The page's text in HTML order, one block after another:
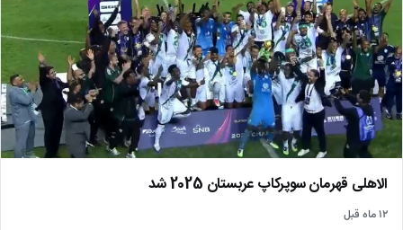
الاهلی قهرمان سوپرکاپ عربستان 2025 شد
۱۲ ماه قبل